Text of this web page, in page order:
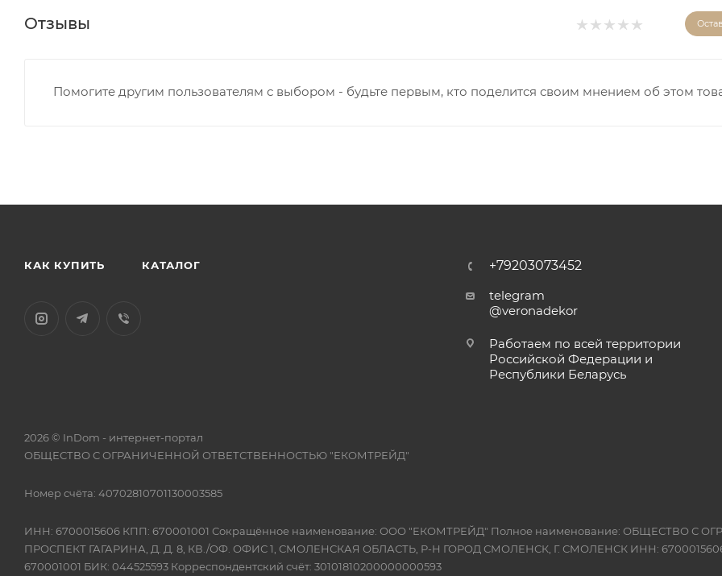
Отзывы
Помогите другим пользователям с выбором - будьте первым, кто поделится своим мнением об этом
КАК КУПИТЬ КАТАЛОГ
+79203073452
telegram
@veronadekor
Работаем по всей территории
Российской Федерации и
Республики Беларусь
2026 © InDom - интернет-портал
ОБЩЕСТВО С ОГРАНИЧЕННОЙ ОТВЕТСТВЕННОСТЬЮ "ЕКОМТРЕЙД"
Номер счёта: 40702810701130003585
ИНН: 6700015606 КПП: 670001001 Сокращённое наименование: ООО "ЕКОМТРЕЙД" Полное наименование: ОБЩЕСТВО
ПРОСПЕКТ ГАГАРИНА, Д. Д. 8, КВ./ОФ. ОФИС 1, СМОЛЕНСКАЯ ОБЛАСТЬ, Р-Н ГОРОД СМОЛЕНСК, Г. СМОЛЕНСК ИНН:
670001001 БИК: 044525593 Корреспондентский счёт: 30101810200000000593